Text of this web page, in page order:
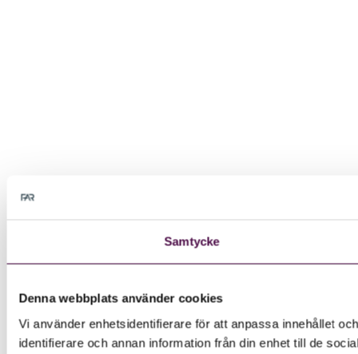
Samtycke
Denna webbplats använder cookies
Vi använder enhetsidentifierare för att anpassa innehållet
identifierare och annan information från din enhet till de